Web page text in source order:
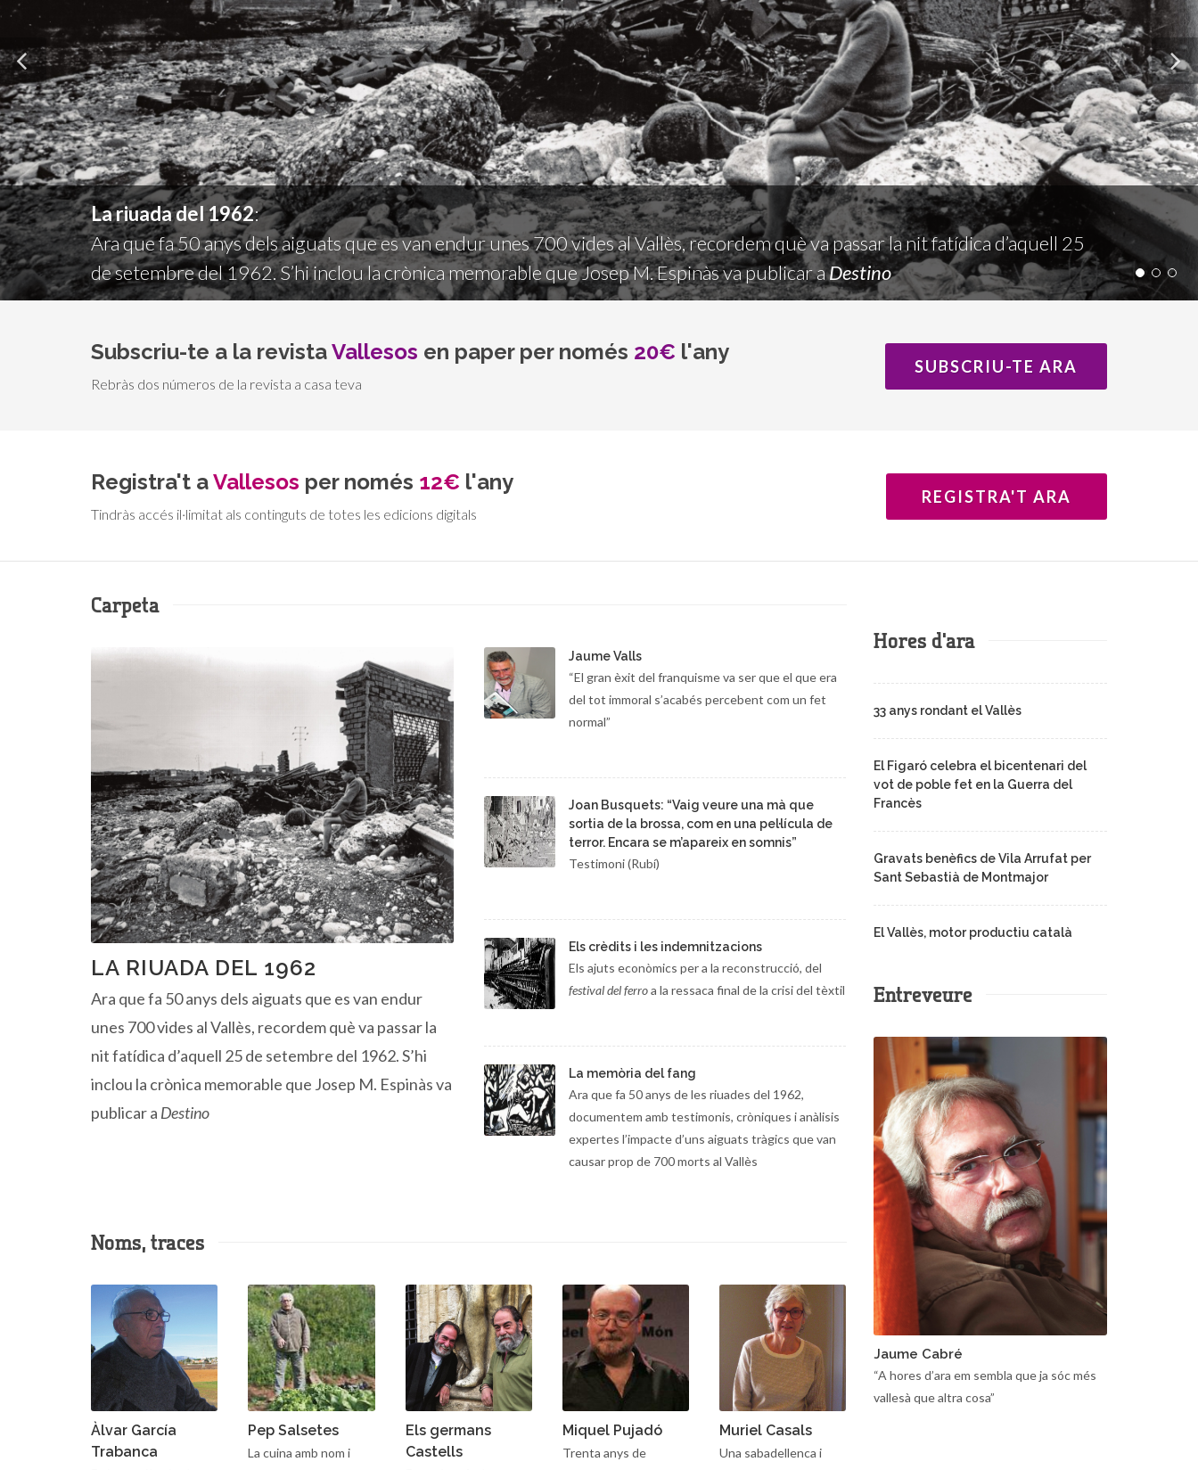
La riuada del 1962:
Ara que fa 50 anys dels aiguats que es van endur unes 700 vides al Vallès, recordem què va passar la nit fatídica d’aquell 25
de setembre del 1962. S’hi inclou la crònica memorable que Josep M. Espinàs va publicar aDestino
Subscriu-te a la revistaVallesos en paper per només 20€ l'any
Rebràs dos números de la revista a casa teva
SUBSCRIU-TE ARA
Registra't aVallesos per només 12€ l'any
Tindràs accés il·limitat als continguts de totes les edicions digitals
REGISTRA'T ARA
Carpeta
LA RIUADA DEL 1962
Ara que fa 50 anys dels aiguats que es van endur
unes 700 vides al Vallès, recordem què va passar la
nit fatídica d’aquell 25 de setembre del 1962. S’hi
inclou la crònica memorable que Josep M. Espinàs va
publicar a Destino
Jaume Valls
“El gran èxit del franquisme va ser que el que era
del tot immoral s’acabés percebent com un fet
normal”
Joan Busquets: “Vaig veure una mà que
sortia de la brossa, com en una pel·lícula de
terror. Encara se m’apareix en somnis”
Testimoni (Rubí)
Els crèdits i les indemnitzacions
Els ajuts econòmics per a la reconstrucció, del
festival del ferroa la ressaca final de la crisi del tèxtil
La memòria del fang
Ara que fa 50 anys de les riuades del 1962,
documentem amb testimonis, cròniques i anàlisis
expertes l’impacte d’uns aiguats tràgics que van
causar prop de 700 morts al Vallès
Noms, traces
Àlvar García
Trabanca
Pep Salsetes
La cuina amb nom i
Els germans
Castells
Miquel Pujadó
Trenta anys de
Muriel Casals
Una sabadellenca i
Hores d'ara
33 anys rondant el Vallès
El Figaró celebra el bicentenari del
vot de poble fet en la Guerra del
Francès
Gravats benèfics de Vila Arrufat per
Sant Sebastià de Montmajor
El Vallès, motor productiu català
Entreveure
Jaume Cabré
“A hores d’ara em sembla que ja sóc més
vallesà que altra cosa”